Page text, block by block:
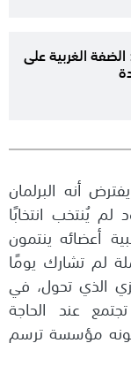
الغربية على
أنه البرلمان
يُنتخب انتخابًا
أعضائه ينتمون
لم تشارك يومًا
الذي تحول، في
عند الحاجة
مؤسسة ترسم